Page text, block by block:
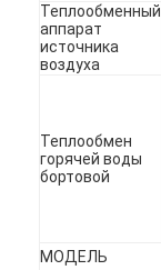
Теплообменный
аппарат
источника
воздуха
Теплообмен
горячей воды
бортовой
МОДЕЛЬ